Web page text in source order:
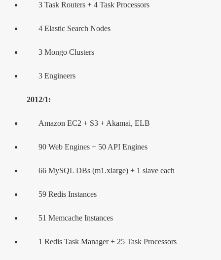
3 Task Routers + 4 Task Processors
4 Elastic Search Nodes
3 Mongo Clusters
3 Engineers
2012/1:
Amazon EC2 + S3 + Akamai, ELB
90 Web Engines + 50 API Engines
66 MySQL DBs (m1.xlarge) + 1 slave each
59 Redis Instances
51 Memcache Instances
1 Redis Task Manager + 25 Task Processors